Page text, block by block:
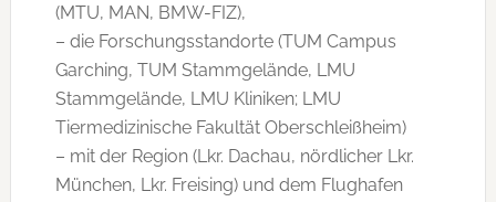
(MTU, MAN, BMW-FIZ),
– die Forschungsstandorte (TUM Campus
Garching, TUM Stammgelände, LMU
Stammgelände, LMU Kliniken; LMU
Tiermedizinische Fakultät Oberschleißheim)
– mit der Region (Lkr. Dachau, nördlicher Lkr.
München, Lkr. Freising) und dem Flughafen